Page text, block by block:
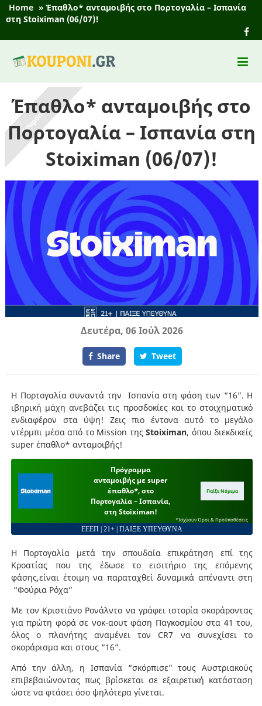
Home »Έπαθλο* ανταμοιβής στο Πορτογαλία – Ισπανία
στη Stoiximan (06/07)!
Έπαθλο* ανταμοιβής στο
Πορτογαλία – Ισπανία στη
Stoiximan (06/07)!
Δευτέρα, 06 Ιούλ 2026
Share Tweet
Η Πορτογαλία συναντά την Ισπανία στη φάση των “16”. Η
ιβηρική μάχη ανεβάζει τις προσδοκίες και το στοιχηματικό
ενδιαφέρον στα ύψη! Ζεις πιο έντονα αυτό το μεγάλο
ντέρμπι μέσα από το Mission της Stoiximan, όπου διεκδικείς
super έπαθλο* ανταμοιβής!
Πρόγραμμα
ανταμοιβής με super
έπαθλο*, στο
Πορτογαλία – Ισπανία,
στη Stoiximan!
Παίξε Νόμιμα
*Ισχύουν Όροι & Προϋποθέσεις
ΕΕΕΠ | 21+ | ΠΑΙΞΕ ΥΠΕΥΘΥΝΑ
Η Πορτογαλία μετά την σπουδαία επικράτηση επί της
Κροατίας που της έδωσε το εισιτήριο της επόμενης
φάσης,είναι έτοιμη να παραταχθεί δυναμικά απέναντι στη
“Φούρια Ρόχα”
Με τον Κριστιάνο Ρονάλντο να γράφει ιστορία σκοράροντας
για πρώτη φορά σε νοκ-αουτ φάση Παγκοσμίου στα 41 του,
όλος ο πλανήτης αναμένει τον CR7 να συνεχίσει το
σκοράρισμα και στους “16”.
Από την άλλη, η Ισπανία “σκόρπισε” τους Αυστριακούς
επιβεβαιώνοντας πως βρίσκεται σε εξαιρετική κατάσταση
ώστε να φτάσει όσο ψηλότερα γίνεται.